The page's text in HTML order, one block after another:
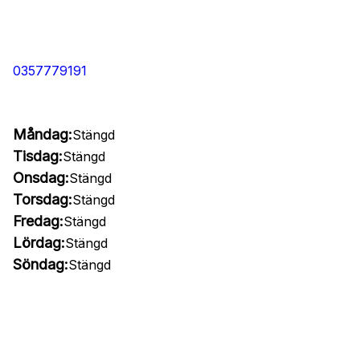
0357779191
Måndag:Stängd
Tisdag:Stängd
Onsdag:Stängd
Torsdag:Stängd
Fredag:Stängd
Lördag:Stängd
Söndag:Stängd